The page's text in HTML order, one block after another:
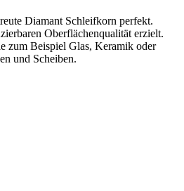
Diamant Schleifkorn perfekt.
Oberflächenqualität erzielt.
zum Beispiel Glas, Keramik oder
und Scheiben.